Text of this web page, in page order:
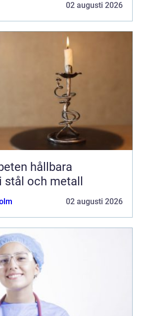
02 augusti 2026
stål och metall
02 augusti 2026